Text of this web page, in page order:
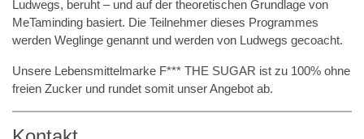
Ludwegs, beruht – und auf der theoretischen Grundlage von
MeTaminding basiert. Die Teilnehmer dieses Programmes
werden Weglinge genannt und werden von Ludwegs gecoacht.
Unsere Lebensmittelmarke F*** THE SUGAR ist zu 100% ohne
freien Zucker und rundet somit unser Angebot ab.